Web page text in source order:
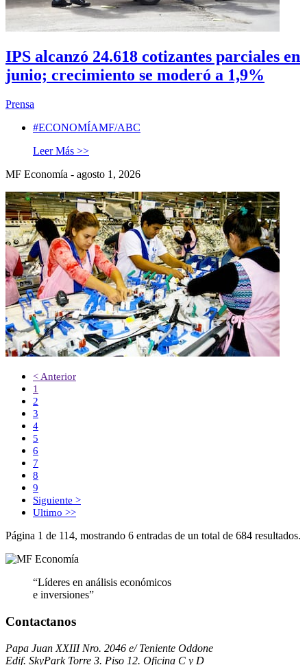
IPS alcanzó 24.618 cotizantes parciales en
junio; crecimiento se moderó a 1,9%
Prensa
#ECONOMÍAMF/ABC
Leer Más >>
MF Economía - agosto 1, 2026
< Anterior
1
2
3
4
5
6
7
8
9
Siguiente >
Ultimo >>
Página 1 de 114, mostrando 6 entradas de un total de 684 resultados.
“Líderes en análisis económicos
e inversiones”
Contactanos
Papa Juan XXIII Nro. 2046 e/ Teniente Oddone
Edif. SkyPark Torre 3. Piso 12. Oficina C y D